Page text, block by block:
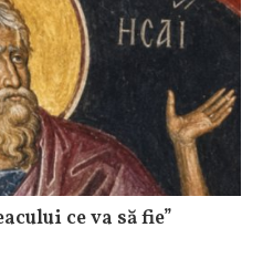
ce va să fie”